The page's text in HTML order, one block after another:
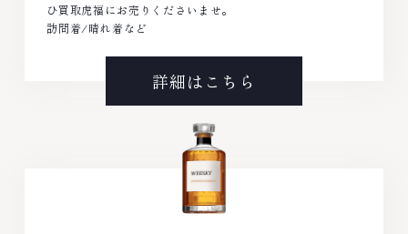
ひ買取虎福にお売りくださいませ。
訪問着/晴れ着など
詳細はこちら